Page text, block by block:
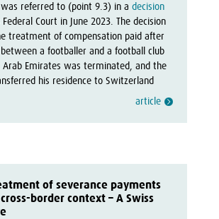
referred to (point 9.3) in a decision
Court in June 2023. The decision
treatment of compensation paid after
a footballer and a football club
Arab Emirates was terminated, and the
his residence to Switzerland
article
of severance payments
border context – A Swiss